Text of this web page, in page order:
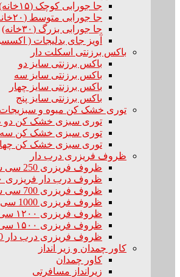
جا جورابی کوچک (۱۵خانه)
جا جورابی متوسط (۲۰خانه)
جا جورابی بزرگ (۳۰خانه)
آویز جای بدلیجات (
باکس برزنتی اسکلت دار
باکس برزنتی سایز دو
باکس برزنتی سایز سه
باکس برزنتی سایز چهار
باکس برزنتی سایز پنج
توری خشک کن میوه و سبزیجات
توری سبزی خشک کن دو
توری سبزی خشک کن سه
توری سبزی خشک کن
ظروف فریزری درب دار
ظروف فریزری 250 سی سی
ظروف درب دار فریزری ۴۰۰ سی سی
ظروف فریزری 700 سی سی
ظروف فریزری 1000 سی سی
ظروف فریزری ۱۲۰۰ سی سی
ظروف فریزری ۱۵۰۰ سی سی
ظروف فریزری درب دار 2000 سی سی
کاور چمدان و زیر انداز
کاور چمدان
زیرانداز مسافرتی